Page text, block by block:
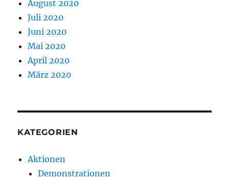
August 2020
Juli 2020
Juni 2020
Mai 2020
April 2020
März 2020
KATEGORIEN
Aktionen
Demonstrationen